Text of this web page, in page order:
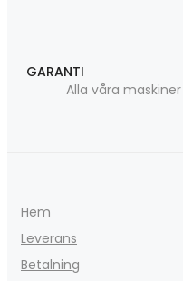
GARANTI
Alla våra
Hem
Leverans
Betalning